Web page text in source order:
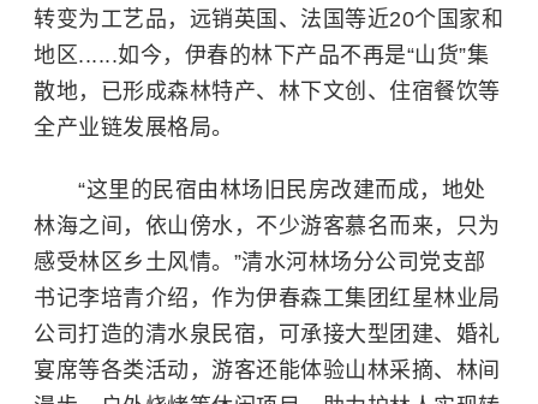
转变为工艺品，远销英国、法国等近20个国家和
地区......如今，伊春的林下产品不再是“山货”集
散地，已形成森林特产、林下文创、住宿餐饮等
全产业链发展格局。
“这里的民宿由林场旧民房改建而成，地处
林海之间，依山傍水，不少游客慕名而来，只为
感受林区乡土风情。”清水河林场分公司党支部
书记李培青介绍，作为伊春森工集团红星林业局
公司打造的清水泉民宿，可承接大型团建、婚礼
宴席等各类活动，游客还能体验山林采摘、林间